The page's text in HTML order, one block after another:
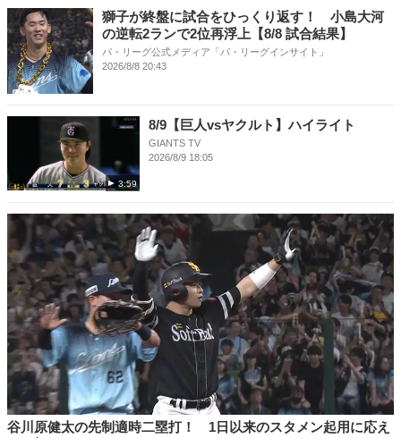
獅子が終盤に試合をひっくり返す！ 小島大河
の逆転2ランで2位再浮上【8/8 試合結果】
パ・リーグ公式メディア「パ・リーグインサイト」
2026/8/8 20:43
3:59
8/9【巨人vsヤクルト】ハイライト
GIANTS TV
2026/8/9 18:05
谷川原健太の先制適時二塁打！ 1日以来のスタメン起用に応え